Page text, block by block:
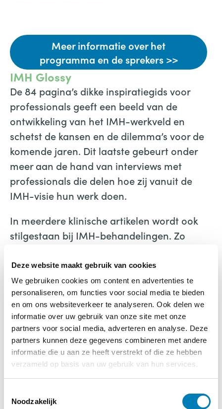
Deze website maakt gebruik van cookies
We gebruiken cookies om content en advertenties te
personaliseren, om functies voor social media te bieden
en om ons websiteverkeer te analyseren. Ook delen we
informatie over uw gebruik van onze site met onze
partners voor social media, adverteren en analyse. Deze
partners kunnen deze gegevens combineren met andere
informatie die u aan ze heeft verstrekt of die ze hebben
verzameld op basis van uw gebruik van hun services.
Noodzakelijk
Meer informatie over het
programma en de sprekers >>
IMH Glossy
De 84 pagina’s dikke inspiratiegids voor
professionals geeft een beeld van de
ontwikkeling van het IMH-werkveld en
schetst de kansen en de dilemma’s voor de
komende jaren. Dit laatste gebeurt onder
meer aan de hand van interviews met
professionals die delen hoe zij vanuit de
IMH-visie hun werk doen.
In meerdere klinische artikelen wordt ook
stilgestaan bij IMH-behandelingen. Zo
terug op een therapietraject.
Nieuwsgierig? Neem dan een kijkje in de
inhoud en blader door de pagina’s met
achtergrondinformatie.
Preview inhoud IMH Glossy
BinnensteBuiten
ontvangen de glossy ter